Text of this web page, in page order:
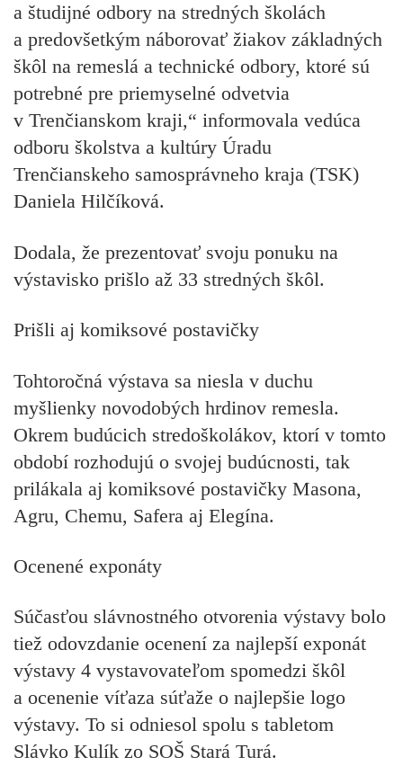
a študijné odbory na stredných školách
a predovšetkým náborovať žiakov základných
škôl na remeslá a technické odbory, ktoré sú
potrebné pre priemyselné odvetvia
v Trenčianskom kraji,“ informovala vedúca
odboru školstva a kultúry Úradu
Trenčianskeho samosprávneho kraja (TSK)
Daniela Hilčíková.
Dodala, že prezentovať svoju ponuku na
výstavisko prišlo až 33 stredných škôl.
Prišli aj komiksové postavičky
Tohtoročná výstava sa niesla v duchu
myšlienky novodobých hrdinov remesla.
Okrem budúcich stredoškolákov, ktorí v tomto
období rozhodujú o svojej budúcnosti, tak
prilákala aj komiksové postavičky Masona,
Agru, Chemu, Safera aj Elegína.
Ocenené exponáty
Súčasťou slávnostného otvorenia výstavy bolo
tiež odovzdanie ocenení za najlepší exponát
výstavy 4 vystavovateľom spomedzi škôl
a ocenenie víťaza súťaže o najlepšie logo
výstavy. To si odniesol spolu s tabletom
Slávko Kulík zo SOŠ Stará Turá.